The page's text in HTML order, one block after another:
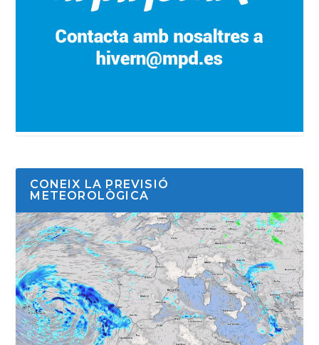
CONEIX LA PREVISIÓ
METEOROLÒGICA